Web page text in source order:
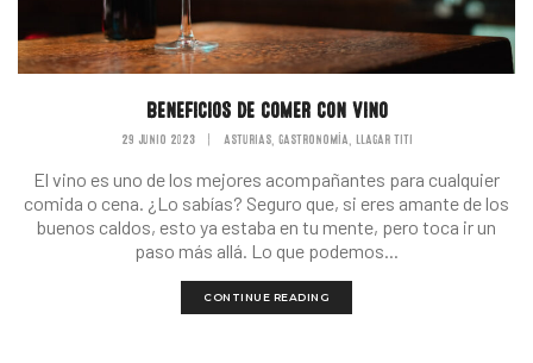
BENEFICIOS DE COMER CON VINO
29 JUNIO 2023 ASTURIAS, GASTRONOMÍA, LLAGAR TITI
El vino es uno de los mejores acompañantes para cualquier
comida o cena. ¿Lo sabías? Seguro que, si eres amante de los
buenos caldos, esto ya estaba en tu mente, pero toca ir un
paso más allá. Lo que podemos...
CONTINUE READING